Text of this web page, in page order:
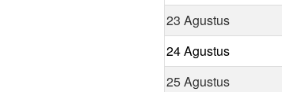
23 Agustus
24 Agustus
25 Agustus